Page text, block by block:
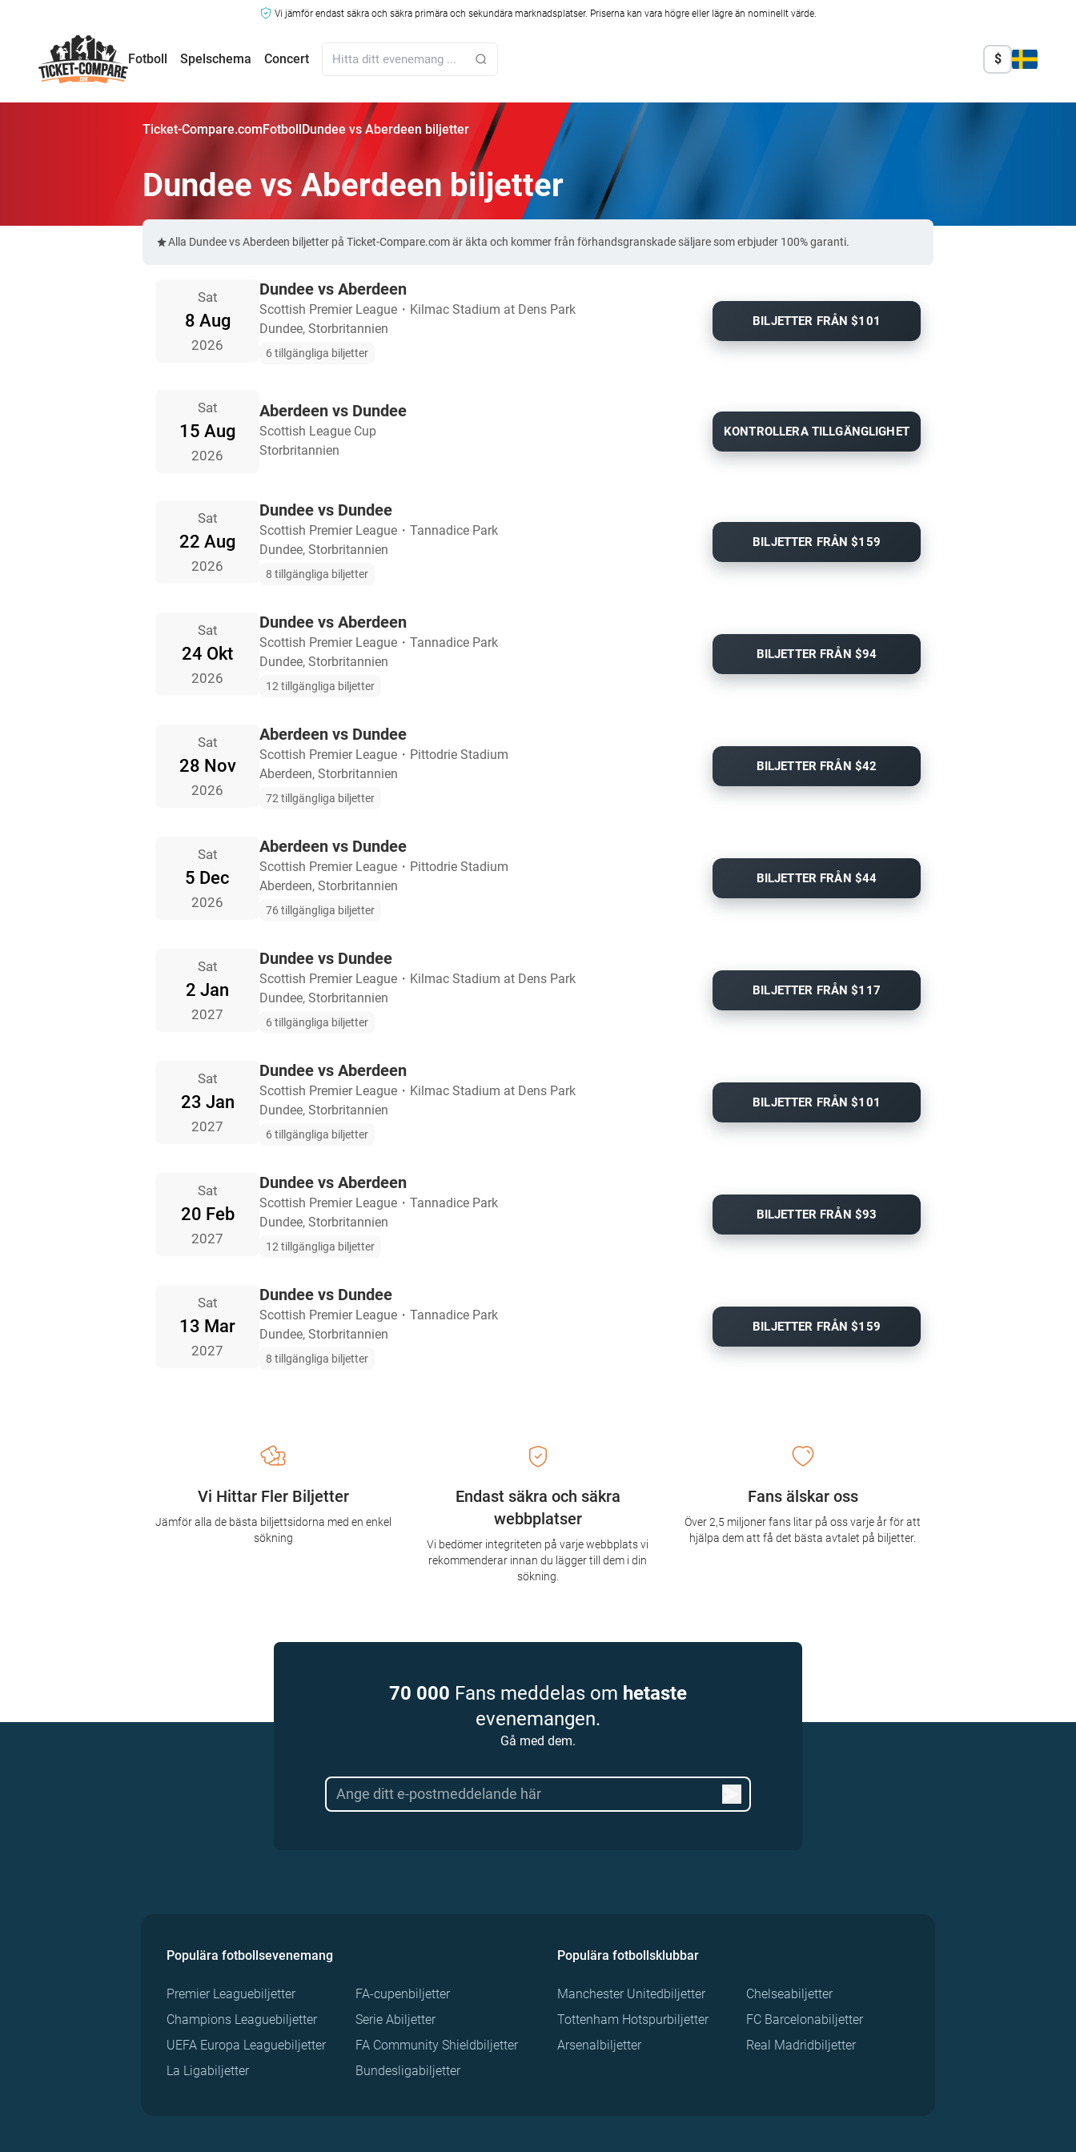
Vi jämför endast säkra och säkra primära och sekundära marknadsplatser. Priserna kan vara högre eller lägre än nominellt värde.
Fotboll Spelschema Concert $
Ticket-Compare.comFotbollDundee vs Aberdeen biljetter
Dundee vs Aberdeen biljetter
Alla Dundee vs Aberdeen biljetter på Ticket-Compare.com är äkta och kommer från förhandsgranskade säljare som erbjuder 100% garanti.
Sat
8 Aug
2026
Dundee vs Aberdeen
Scottish Premier League ・ Kilmac Stadium at Dens Park
Dundee, Storbritannien
6 tillgängliga biljetter
BILJETTER FRÅN $101
Sat
15 Aug
2026
Aberdeen vs Dundee
Scottish League Cup
Storbritannien
KONTROLLERA TILLGÄNGLIGHET
Sat
22 Aug
2026
Dundee vs Dundee
Scottish Premier League ・ Tannadice Park
Dundee, Storbritannien
8 tillgängliga biljetter
BILJETTER FRÅN $159
Sat
24 Okt
2026
Dundee vs Aberdeen
Scottish Premier League ・ Tannadice Park
Dundee, Storbritannien
12 tillgängliga biljetter
BILJETTER FRÅN $94
Sat
28 Nov
2026
Aberdeen vs Dundee
Scottish Premier League ・ Pittodrie Stadium
Aberdeen, Storbritannien
72 tillgängliga biljetter
BILJETTER FRÅN $42
Sat
5 Dec
2026
Aberdeen vs Dundee
Scottish Premier League ・ Pittodrie Stadium
Aberdeen, Storbritannien
76 tillgängliga biljetter
BILJETTER FRÅN $44
Sat
2 Jan
2027
Dundee vs Dundee
Scottish Premier League ・ Kilmac Stadium at Dens Park
Dundee, Storbritannien
6 tillgängliga biljetter
BILJETTER FRÅN $117
Sat
23 Jan
2027
Dundee vs Aberdeen
Scottish Premier League ・ Kilmac Stadium at Dens Park
Dundee, Storbritannien
6 tillgängliga biljetter
BILJETTER FRÅN $101
Sat
20 Feb
2027
Dundee vs Aberdeen
Scottish Premier League ・ Tannadice Park
Dundee, Storbritannien
12 tillgängliga biljetter
BILJETTER FRÅN $93
Sat
13 Mar
2027
Dundee vs Dundee
Scottish Premier League ・ Tannadice Park
Dundee, Storbritannien
8 tillgängliga biljetter
BILJETTER FRÅN $159
Endast säkra och säkra
webbplatser
Vi bedömer integriteten på varje webbplats vi
rekommenderar innan du lägger till dem i din
sökning.
Vi Hittar Fler Biljetter
Jämför alla de bästa biljettsidorna med en enkel
sökning
Fans älskar oss
Över 2,5 miljoner fans litar på oss varje år för att
hjälpa dem att få det bästa avtalet på biljetter.
70 000 Fans meddelas om hetaste
evenemangen.
Gå med dem.
Populära fotbollsevenemang
Premier Leaguebiljetter
Champions Leaguebiljetter
UEFA Europa Leaguebiljetter
La Ligabiljetter
FA-cupenbiljetter
Serie Abiljetter
FA Community Shieldbiljetter
Bundesligabiljetter
Populära fotbollsklubbar
Manchester Unitedbiljetter
Tottenham Hotspurbiljetter
Arsenalbiljetter
Chelseabiljetter
FC Barcelonabiljetter
Real Madridbiljetter